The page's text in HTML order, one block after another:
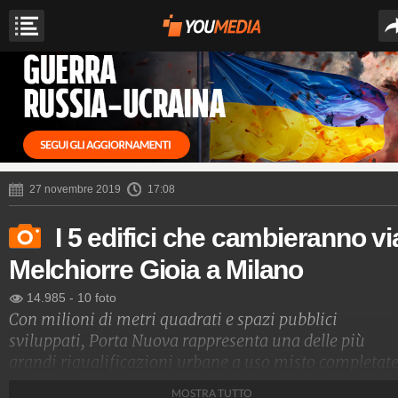
27 novembre 2019 17:08
I 5 edifici che cambieranno
Melchiorre Gioia a Milano
14.985 - 10 foto
Con milioni di metri quadrati e spazi pubblici
sviluppati, Porta Nuova rappresenta una delle più
grandi riqualificazioni urbane a uso misto completate
MOSTRA TUTTO